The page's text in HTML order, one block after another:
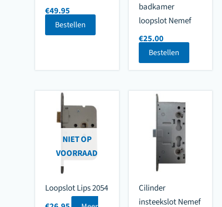
€49.95
Bestellen
badkamer
loopslot Nemef
€25.00
Bestellen
NIET OP
VOORRAAD
Loopslot Lips 2054
Cilinder
insteekslot Nemef